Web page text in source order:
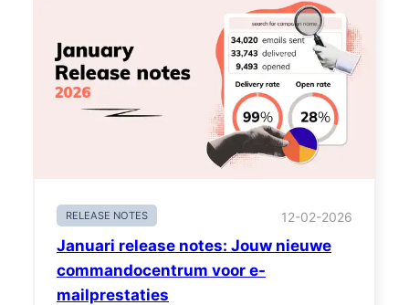
RELEASE NOTES 12-02-2026
Januari release notes: Jouw nieuwe
commandocentrum voor e-
mailprestaties